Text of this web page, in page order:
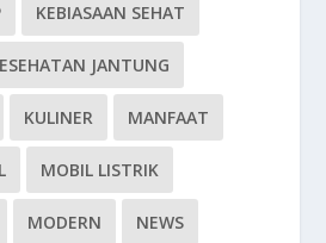
KEBIASAAN SEHAT
JANTUNG
KULINER MANFAAT
MOBIL LISTRIK
MODERN NEWS